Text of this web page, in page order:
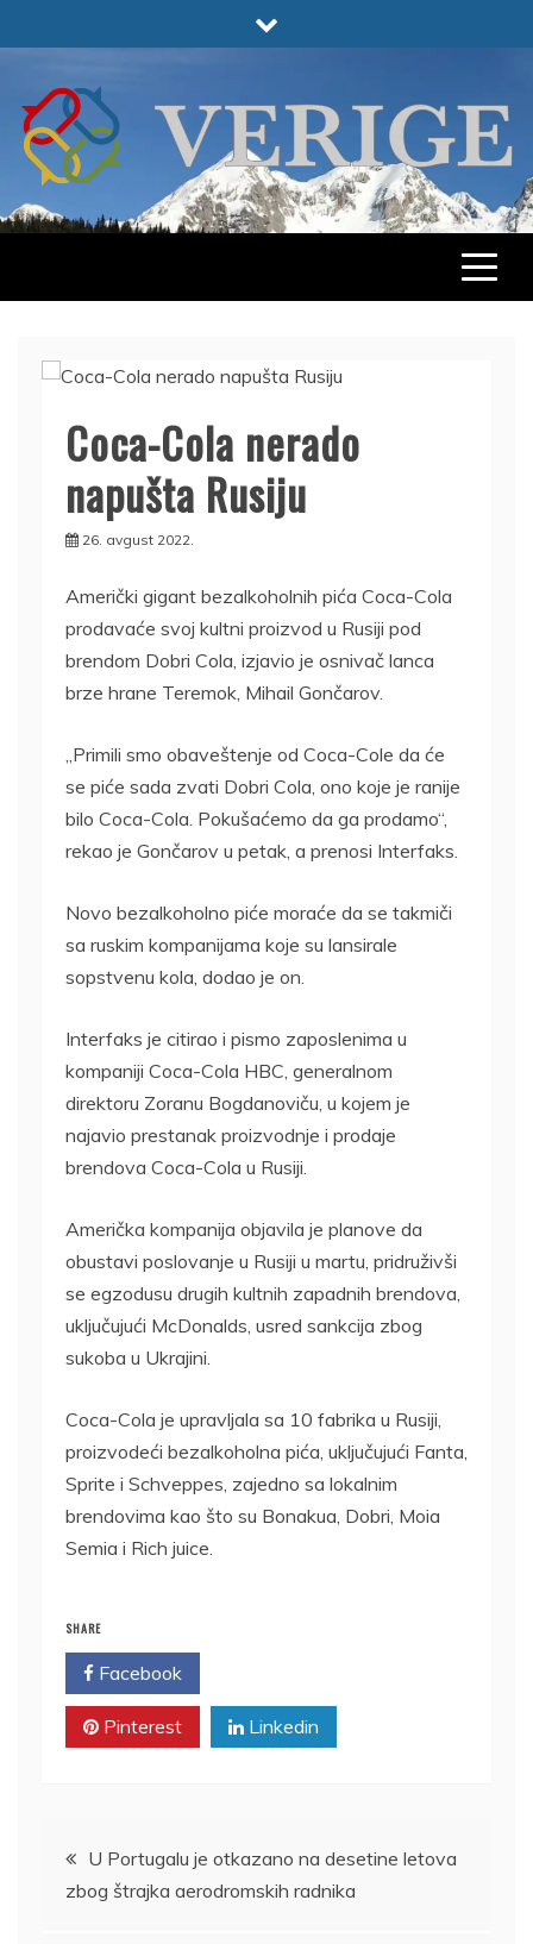
to
VERIGE
ODABRANO
Coca-Cola nerado
napušta Rusiju
26. avgust 2022.
Američki gigant bezalkoholnih pića Coca-Cola
prodavaće svoj kultni proizvod u Rusiji pod
brendom Dobri Cola, izjavio je osnivač lanca
brze hrane Teremok, Mihail Gončarov.
„Primili smo obaveštenje od Coca-Cole da će
se piće sada zvati Dobri Cola, ono koje je ranije
bilo Coca-Cola. Pokušaćemo da ga prodamo“,
rekao je Gončarov u petak, a prenosi Interfaks.
Novo bezalkoholno piće moraće da se takmiči
sa ruskim kompanijama koje su lansirale
sopstvenu kola, dodao je on.
Interfaks je citirao i pismo zaposlenima u
kompaniji Coca-Cola HBC, generalnom
direktoru Zoranu Bogdanoviču, u kojem je
najavio prestanak proizvodnje i prodaje
brendova Coca-Cola u Rusiji.
Američka kompanija objavila je planove da
obustavi poslovanje u Rusiji u martu, pridruživši
se egzodusu drugih kultnih zapadnih brendova,
uključujući McDonalds, usred sankcija zbog
sukoba u Ukrajini.
Coca-Cola je upravljala sa 10 fabrika u Rusiji,
proizvodeći bezalkoholna pića, uključujući Fanta,
Sprite i Schveppes, zajedno sa lokalnim
brendovima kao što su Bonakua, Dobri, Moia
Semia i Rich juice.
SHARE
Facebook
Pinterest Linkedin
Kretanje
članka
U Portugalu je otkazano na desetine letova
zbog štrajka aerodromskih radnika